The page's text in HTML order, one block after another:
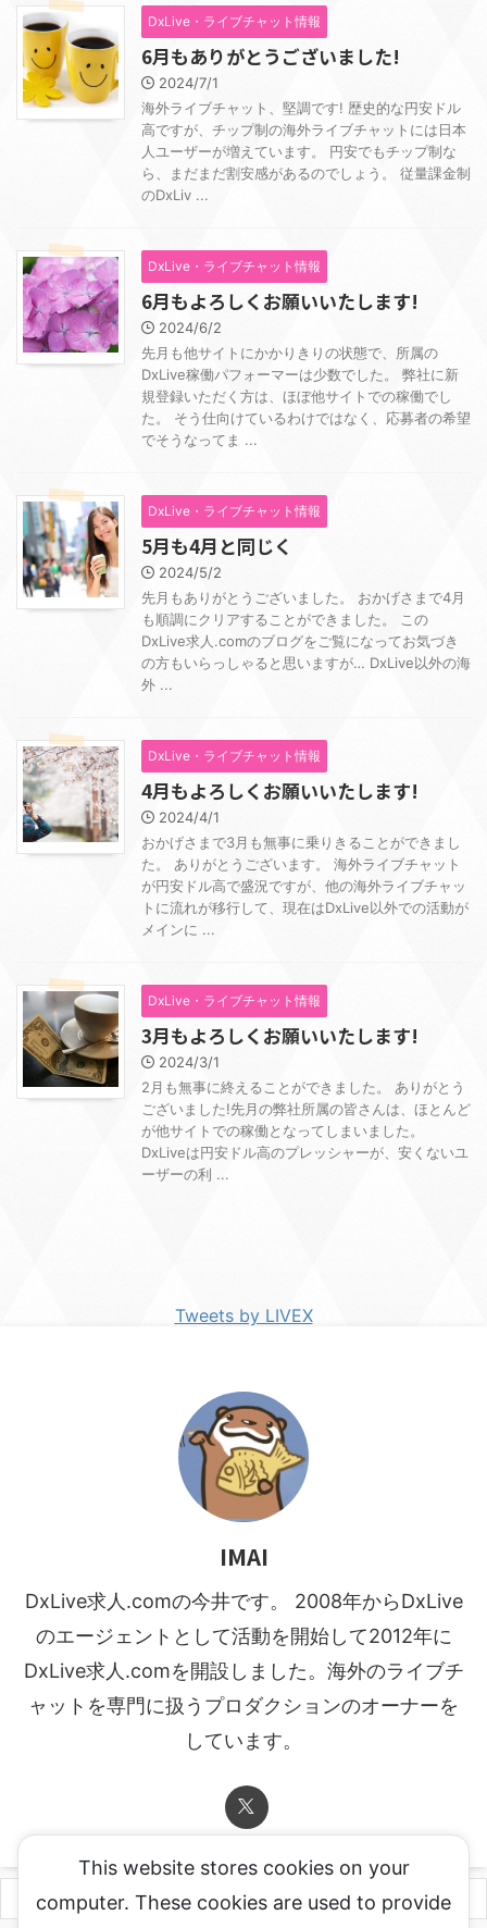
DxLive・ライブチャット情報
6月もありがとうございました!
2024/7/1
海外ライブチャット、堅調です! 歴史的な円安ドル
高ですが、チップ制の海外ライブチャットには日本
人ユーザーが増えています。 円安でもチップ制な
ら、まだまだ割安感があるのでしょう。 従量課金制
のDxLiv ...
DxLive・ライブチャット情報
6月もよろしくお願いいたします!
2024/6/2
先月も他サイトにかかりきりの状態で、所属の
DxLive稼働パフォーマーは少数でした。 弊社に新
規登録いただく方は、ほぼ他サイトでの稼働でし
た。 そう仕向けているわけではなく、応募者の希望
でそうなってま ...
DxLive・ライブチャット情報
5月も4月と同じく
2024/5/2
先月もありがとうございました。 おかげさまで4月
も順調にクリアすることができました。 この
DxLive求人.comのブログをご覧になってお気づき
の方もいらっしゃると思いますが… DxLive以外の海
外 ...
DxLive・ライブチャット情報
4月もよろしくお願いいたします!
2024/4/1
おかげさまで3月も無事に乗りきることができまし
た。 ありがとうございます。 海外ライブチャット
が円安ドル高で盛況ですが、他の海外ライブチャッ
トに流れが移行して、現在はDxLive以外での活動が
メインに ...
DxLive・ライブチャット情報
3月もよろしくお願いいたします!
2024/3/1
2月も無事に終えることができました。 ありがとう
ございました!先月の弊社所属の皆さんは、ほとんど
が他サイトでの稼働となってしまいました。
DxLiveは円安ドル高のプレッシャーが、安くないユ
ーザーの利 ...
Tweets by LIVEX
IMAI
DxLive求人.comの今井です。 2008年からDxLive
のエージェントとして活動を開始して2012年に
DxLive求人.comを開設しました。海外のライブチ
ャットを専門に扱うプロダクションのオーナーを
しています。
This website stores cookies on your
computer. These cookies are used to provide